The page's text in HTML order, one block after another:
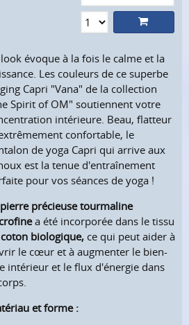
look évoque à la fois le calme et la
Les couleurs de ce superbe
Capri "Vana" de la collection
Spirit of OM" soutiennent votre
intérieure. Beau, flatteur
confortable, le
de yoga Capri qui arrive aux
est la tenue d'entraînement
pour vos séances de yoga !
pierre précieuse tourmaline
a été incorporée dans le tissu
coton biologique, ce qui peut aider à
le cœur et à augmenter le bien-
intérieur et le flux d'énergie dans
et forme :